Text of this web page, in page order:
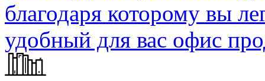
благодаря которому вы
удобный для вас офис